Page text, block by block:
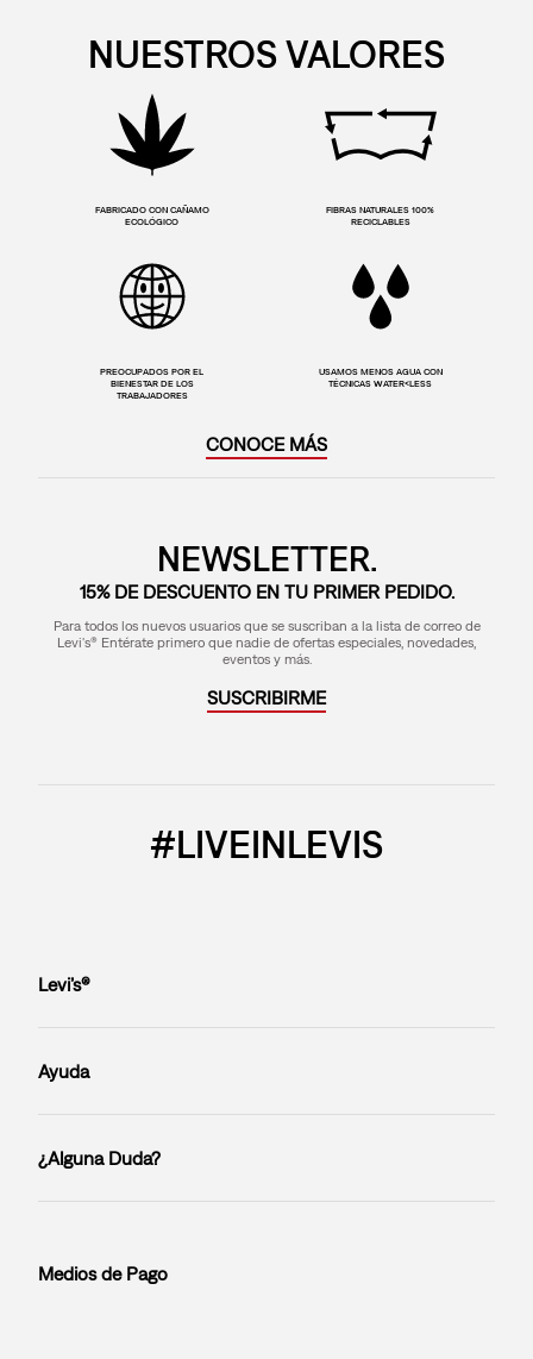
NUESTROS VALORES
FABRICADO CON CAÑAMO
ECOLÓGICO
FIBRAS NATURALES 100%
RECICLABLES
PREOCUPADOS POR EL
BIENESTAR DE LOS
TRABAJADORES
USAMOS MENOS AGUA CON
TÉCNICAS WATER<LESS
CONOCE MÁS
NEWSLETTER.
15% DE DESCUENTO EN TU PRIMER PEDIDO.
Para todos los nuevos usuarios que se suscriban a la lista de correo de
Levi's® Entérate primero que nadie de ofertas especiales, novedades,
eventos y más.
SUSCRIBIRME
#LIVEINLEVIS
Levi’s®
Ayuda
¿Alguna Duda?
Medios de Pago